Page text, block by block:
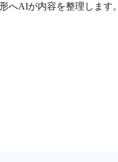
へAIが内容を整理します。